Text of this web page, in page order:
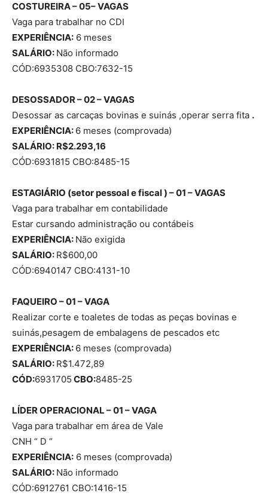
COSTUREIRA – 05– VAGAS
Vaga para trabalhar no CDI
EXPERIÊNCIA: 6 meses
SALÁRIO: Não informado
CÓD:6935308 CBO:7632-15
DESOSSADOR – 02 – VAGAS
Desossar as carcaças bovinas e suinás ,operar serra fita .
EXPERIÊNCIA: 6 meses (comprovada)
SALÁRIO: R$2.293,16
CÓD:6931815 CBO:8485-15
ESTAGIÁRIO (setor pessoal e fiscal ) – 01 – VAGAS
Vaga para trabalhar em contabilidade
Estar cursando administração ou contábeis
EXPERIÊNCIA: Não exigida
SALÁRIO: R$600,00
CÓD:6940147 CBO:4131-10
FAQUEIRO – 01 – VAGA
Realizar corte e toaletes de todas as peças bovinas e
suinás,pesagem de embalagens de pescados etc
EXPERIÊNCIA: 6 meses (comprovada)
SALÁRIO: R$1.472,89
CÓD:6931705 CBO:8485-25
LÍDER OPERACIONAL – 01 – VAGA
Vaga para trabalhar em área de Vale
CNH “ D “
EXPERIÊNCIA: 6 meses (comprovada)
SALÁRIO: Não informado
CÓD:6912761 CBO:1416-15